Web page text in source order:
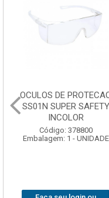
OCULOS DE
SS01N SUPER SAFETY
INCOLOR
Código: 378800
Embalagem: 1 - UNIDADE